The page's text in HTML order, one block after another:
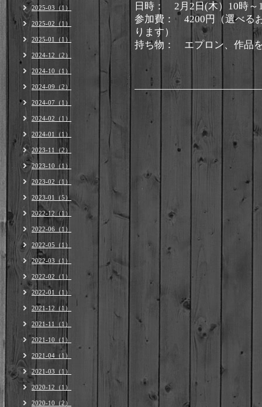
日時： 2月2日(木）10時～
参加費： 4200円（選べる
ります）
持ち物： エプロン、作品
2025-03（1）
2025-02（1）
2025-01（1）
2024-12（2）
2024-10（1）
2024-09（2）
2024-07（1）
2024-02（1）
2024-01（1）
2023-11（2）
2023-10（1）
2023-02（1）
2023-01（5）
2022-12（1）
2022-06（1）
2022-05（1）
2022-03（1）
2022-02（1）
2022-01（1）
2021-12（1）
2021-11（1）
2021-10（1）
2021-04（1）
2021-03（1）
2020-12（1）
2020-10（2）